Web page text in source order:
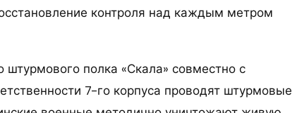
контроля над каждым метром
штурмового полка «Скала» совместно с
7-го корпуса проводят штурмовые